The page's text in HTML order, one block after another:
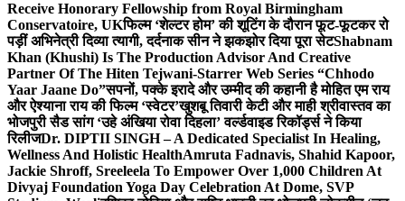
Receive Honorary Fellowship from Royal Birmingham
Conservatoire, UKफिल्म ‘शेल्टर होम’ की शूटिंग के दौरान फूट-फूटकर रो
पड़ीं अभिनेत्री दिव्या त्यागी, दर्दनाक सीन ने झकझोर दिया पूरा सेटShabnam
Khan (Khushi) Is The Production Advisor And Creative
Partner Of The Hiten Tejwani-Starrer Web Series “Chhodo
Yaar Jaane Do”सपनों, पक्के इरादे और उम्मीद की कहानी है मोहित एम राय
और ऐश्याना राय की फिल्म ‘स्वेटर’खुशबू तिवारी केटी और माही श्रीवास्तव का
भोजपुरी सैड सांग ‘उहे अंखिया रोवा दिहला’ वर्ल्डवाइड रिकॉर्ड्स ने किया
रिलीजDr. DIPTII SINGH – A Dedicated Specialist In Healing,
Wellness And Holistic HealthAmruta Fadnavis, Shahid Kapoor,
Jackie Shroff, Sreeleela To Empower Over 1,000 Children At
Divyaj Foundation Yoga Day Celebration At Dome, SVP